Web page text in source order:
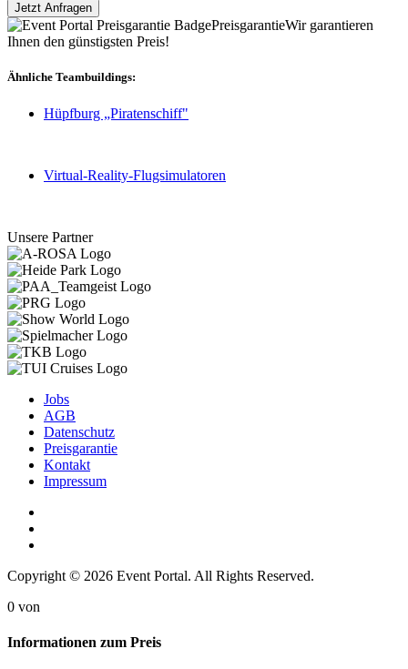
Jetzt Anfragen
PreisgarantieWir garantieren
Ihnen den günstigsten Preis!
Ähnliche Teambuildings:
Hüpfburg „Piratenschiff"
Virtual-Reality-Flugsimulatoren
Unsere Partner
Jobs
AGB
Datenschutz
Preisgarantie
Kontakt
Impressum
Copyright © 2026 Event Portal. All Rights Reserved.
0 von
Informationen zum Preis